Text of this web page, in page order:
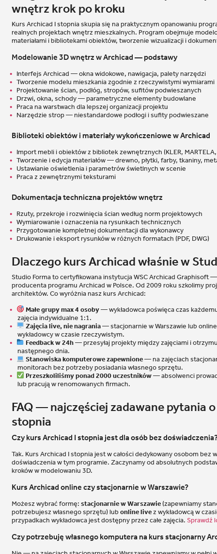
wnętrz krok po kroku
Kurs Archicad I stopnia skupia się na praktycznym opanowaniu
realnych projektach wnętrz mieszkalnych. Program obejmuje
materiałami i bibliotekami obiektów, tworzenie wizualizacji i
Modelowanie 3D wnętrz w Archicad — podstawy
Interfejs Archicad — okna widokowe, nawigacja, palety narzędzi
Tworzenie modelu mieszkania zgodnie z rzeczywistymi wymiarami
Projektowanie ścian, podłóg, stropów, sufitów podwieszanych
Drzwi, okna, schody — parametryczne elementy budowlane
Praca na warstwach dla lepszej organizacji projektu
Narzędzie strop — niestandardowe podłogi i sufity podwieszane
Biblioteki obiektów i materiały wykończeniowe w Archicad
Import mebli i obiektów z bibliotek zewnętrznych (KLER, MARTELA,
Tworzenie i edycja materiałów — drewno, płytki, farby, tkaniny,
Ustawianie oświetlenia i parametrów świetlnych w scenie
Praca z zewnętrznymi teksturami
Dokumentacja techniczna projektów wnętrz
Rzuty, przekroje i rozwinięcia ścian według norm projektowych
Wymiarowanie i oznaczenia na rysunkach technicznych
Przygotowanie kompletnej dokumentacji dla wykonawcy
Drukowanie i eksport rysunków w różnych formatach (PDF, DWG)
Dlaczego kurs Archicad właśnie w
Studio Forma to certyfikowana instytucja WSC Archicad Graphisoft
producenta programu Archicad w Polsce. Od 2009 roku szkolimy
architektów. Co wyróżnia nasz kurs Archicad:
Małe grupy max 4 osoby— wykładowca poświęca czas
zajęcia indywidualne 1:1.
Zajęcia live, nie nagrania— stacjonarnie w Warszawie lub online
wykładowcy w czasie rzeczywistym.
Feedback w 24h— przesyłaj projekty między zajęciami i
następnego dnia.
Stanowiska komputerowe zapewnione— na zajęciach
monitorach bez potrzeby posiadania własnego sprzętu.
Przeszkoliliśmy ponad 2000 uczestników— absolwenci
lub pracują w renomowanych firmach.
FAQ — najczęściej zadawane pytania
stopnia
Czy kurs Archicad I stopnia jest dla osób bez
Tak. Kurs Archicad I stopnia jest w całości dedykowany osobom bez
doświadczenia w tym programie. Zaczynamy od absolutnych
kroków w modelowaniu 3D.
Kurs Archicad online czy stacjonarnie w Warszawie?
Możesz wybrać formę: stacjonarnie w Warszawie (zapewniamy
potrzebujesz własnego sprzętu) lub online livez wykładowcą w
przypadkach wykładowca jest dostępny przez całe zajęcia. Sprawdź
Czy potrzebuję własnego komputera na kurs stacjonarny